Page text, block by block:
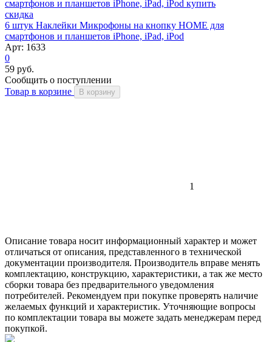
скидка
6 штук Наклейки Микрофоны на кнопку HOME для
смартфонов и планшетов iPhone, iPad, iPod
Арт: 1633
0
59 руб.
Сообщить о поступлении
Товар в корзине
В корзину
1
Описание товара носит информационный характер и может
отличаться от описания, представленного в технической
документации производителя. Производитель вправе менять
комплектацию, конструкцию, характеристики, а так же место
сборки товара без предварительного уведомления
потребителей. Рекомендуем при покупке проверять наличие
желаемых функций и характеристик. Уточняющие вопросы
по комплектации товара вы можете задать менеджерам перед
покупкой.